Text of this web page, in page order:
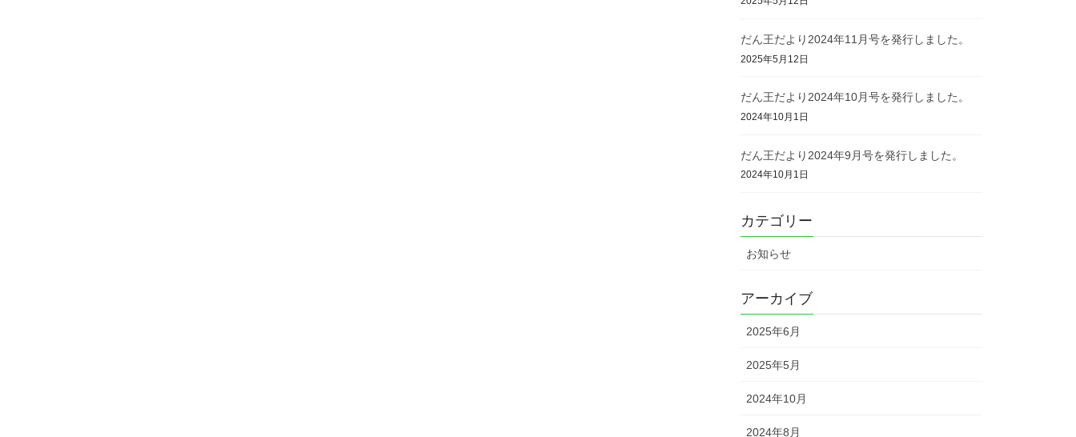
だん王だより2024年11月号を発行しました。
2025年5月12日
だん王だより2024年10月号を発行しました。
2024年10月1日
だん王だより2024年9月号を発行しました。
2024年10月1日
カテゴリー
お知らせ
アーカイブ
2025年6月
2025年5月
2024年10月
2024年8月